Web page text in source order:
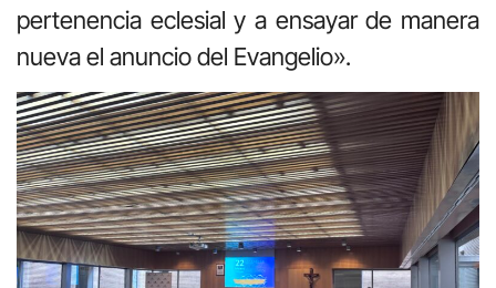
pertenencia eclesial y a ensayar de manera
nueva el anuncio del Evangelio».